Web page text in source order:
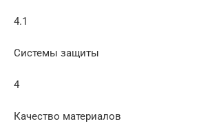
4.1
Системы защиты
4
Качество материалов